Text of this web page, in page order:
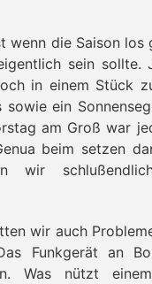
wenn die Saison los
sein sollte.
in einem Stück
sowie ein
am Groß war
beim setzen
wir
wir auch
Funkgerät an
Was nützt